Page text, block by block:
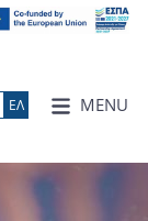
MENU
ΕΛ